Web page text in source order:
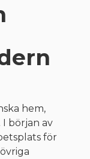
hem,
I början av
för